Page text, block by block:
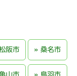
阪市 桑名市